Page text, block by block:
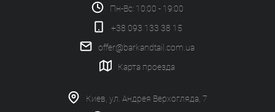
Пн-Вс: 10:00 - 19:00
+38 093 133 38 15
offer@barkandtail.com.ua
Карта проезда
Киев, ул. Андрея Верхогляда, 7